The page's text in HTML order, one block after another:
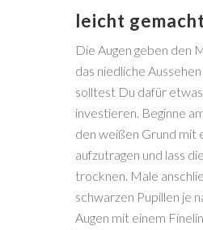
leicht
Die Augen geben den
das niedliche
solltest Du dafür
investieren. Beginne
den weißen Grund mit
aufzutragen und lass
trocknen. Male
schwarzen Pupillen je
Augen mit einem